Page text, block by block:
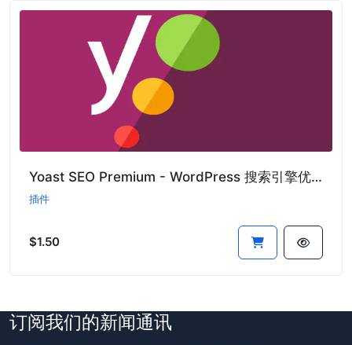
Yoast SEO Premium - WordPress 搜索引擎优化插件专业版
插件
$1.50
订阅我们的新闻通讯